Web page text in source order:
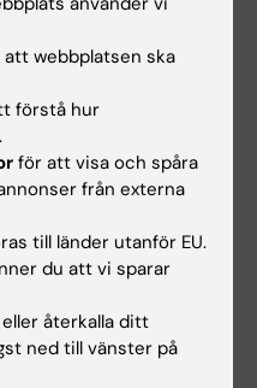
2 12
på denna sida?
att webbplatsen ska
förstå hur
för att visa och spåra
från externa
till länder utanför EU.
du att vi sparar
återkalla ditt
ned till vänster på